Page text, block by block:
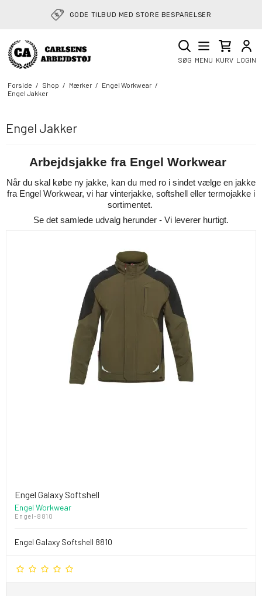
GODE TILBUD MED STORE BESPARELSER
RETURVAREGUIDE: NEMT AT SENDE RETUR
SØG MENU KURV LOGIN
Forside / Shop / Mærker / Engel Workwear /
Engel Jakker
Engel Jakker
Arbejdsjakke fra Engel Workwear
Når du skal købe ny jakke, kan du med ro i sindet vælge en jakke
fra Engel Workwear, vi har vinterjakke, softshell eller termojakke i
sortimentet.
Se det samlede udvalg herunder - Vi leverer hurtigt.
Engel Galaxy Softshell
Engel Workwear
Engel-8810
Engel Galaxy Softshell 8810